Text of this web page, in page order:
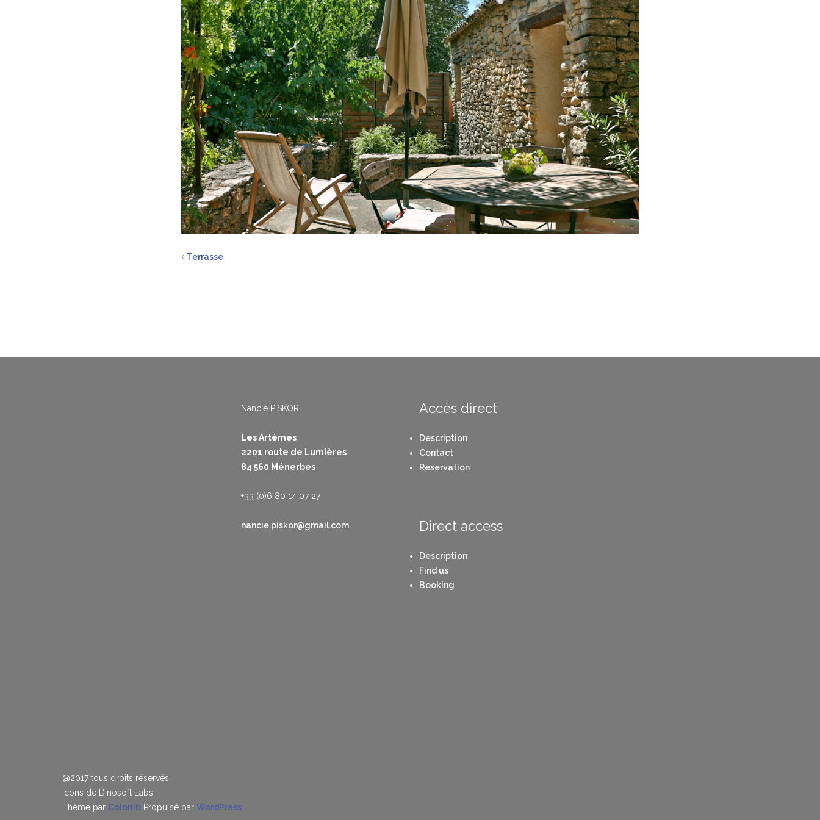
Terrasse
Nancie PISKOR
Les Artèmes
2201 route de Lumières
84 560 Ménerbes
+33 (0)6 80 14 07 27
nancie.piskor@gmail.com
Accès direct
Description
Contact
Reservation
Direct access
Description
Find us
Booking
@2017 tous droits réservés
Icons de Dinosoft Labs
Thème par Colorlib Propulsé par WordPress